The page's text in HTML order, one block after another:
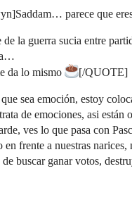
parece que
de la guerra sucia entre
da lo mismo
[/QUOTE]
sea emoción, estoy
de emociones, asi
ves lo que pasa con
en frente a nuestras
de buscar ganar votos,